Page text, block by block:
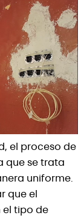
el proceso de
que se trata
uniforme.
que el
el tipo de